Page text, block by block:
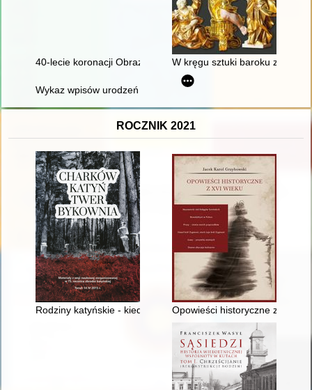
40-lecie koronacji Obrazu Matki Bożej Płonkowskiej w Płonce
W kręgu sztuki baroku ze
Wykaz wpisów urodzeń z lat: 1884-1913 w Parafii
ROCZNIK 2021
Rodziny katyńskie - kiedy rodzinna historia staje się lekcją dla
Opowieści historyczne z XVI